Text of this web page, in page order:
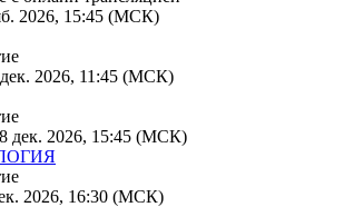
2026, 15:45 (МСК)
дек. 2026, 11:45 (МСК)
дек. 2026, 15:45 (МСК)
2026, 16:30 (МСК)